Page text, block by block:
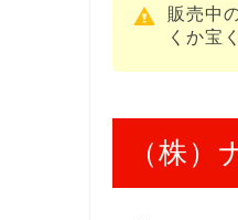
販売中
くか宝
（株